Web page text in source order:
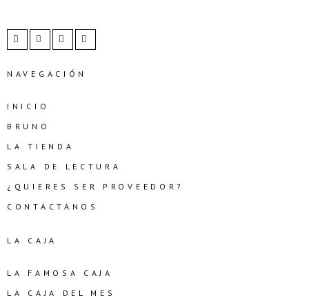
NAVEGACIÓN
INICIO
BRUNO
LA TIENDA
SALA DE LECTURA
¿QUIERES SER PROVEEDOR?
CONTÁCTANOS
LA CAJA
LA FAMOSA CAJA
LA CAJA DEL MES